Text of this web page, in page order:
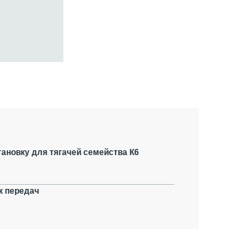
для тягачей семейства К6
передач